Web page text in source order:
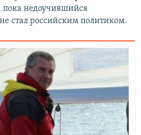
пока недоучившийся
стал российским политиком.